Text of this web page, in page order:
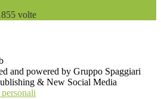
volte
and powered by Gruppo Spaggiari
& New Social Media